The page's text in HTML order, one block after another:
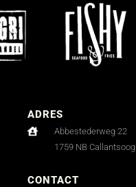
ADRES
Abbestederweg 22
1759 NB Callantsoog
CONTACT